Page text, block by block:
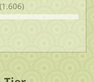
(1.606)